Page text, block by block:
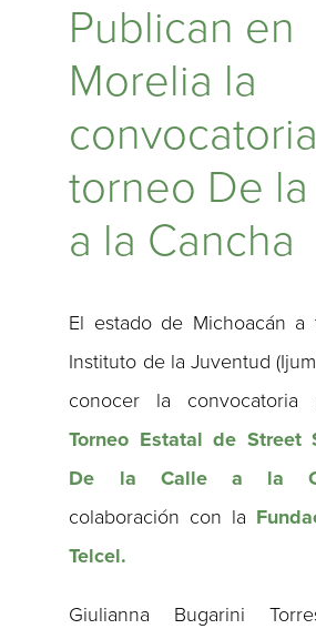
Publican en
Morelia la
torneo De
a la Cancha
El estado de Michoacán a
Instituto de la Juventud
conocer la
Torneo Estatal de Street
De la Calle a la
colaboración con la
Telcel.
Giulianna Bugarini